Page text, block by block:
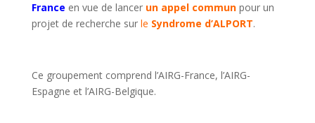
France en vue de lancerun appel communpour un
projet de recherche sur le Syndrome d’ALPORT.
Ce groupement comprend l’AIRG-France, l’AIRG-
Espagne et l’AIRG-Belgique.